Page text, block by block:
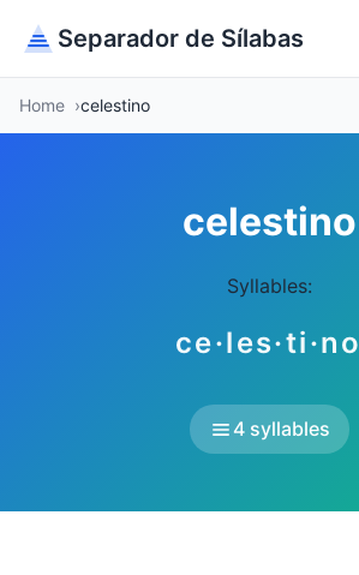
Separador de Sílabas
Home celestino
celestino
Syllables:
ce·les·ti·no
4 syllables